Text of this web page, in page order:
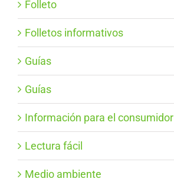
Folleto
Folletos informativos
Guías
Guías
Información para el consumidor
Lectura fácil
Medio ambiente